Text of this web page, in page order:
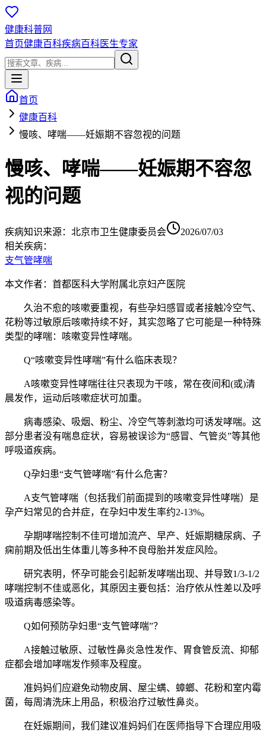
健康科普网
首页健康百科疾病百科医生专家
首页
健康百科
慢咳、哮喘——妊娠期不容忽视的问题
慢咳、哮喘——妊娠期不容忽
视的问题
疾病知识来源： 北京市卫生健康委员会
2026/07/03
相关疾病：
支气管哮喘
本文作者：首都医科大学附属北京妇产医院
久治不愈的咳嗽要重视，有些孕妇感冒或者接触冷空气、
花粉等过敏原后咳嗽持续不好，其实忽略了它可能是一种特殊
类型的哮喘：咳嗽变异性哮喘。
Q“咳嗽变异性哮喘”有什么临床表现？
A咳嗽变异性哮喘往往只表现为干咳，常在夜间和(或)清
晨发作，运动后咳嗽症状可加重。
病毒感染、吸烟、粉尘、冷空气等刺激均可诱发哮喘。这
部分患者没有喘息症状，容易被误诊为“感冒、气管炎”等其他
呼吸道疾病。
Q孕妇患“支气管哮喘”有什么危害？
A支气管哮喘（包括我们前面提到的咳嗽变异性哮喘）是
孕产妇常见的合并症，在孕妇中发生率约2-13%。
孕期哮喘控制不佳可增加流产、早产、妊娠期糖尿病、子
痫前期及低出生体重儿等多种不良母胎并发症风险。
研究表明，怀孕可能会引起新发哮喘出现、并导致1/3-1/2
哮喘控制不佳或恶化，其原因主要包括：治疗依从性差以及呼
吸道病毒感染等。
Q如何预防孕妇患“支气管哮喘”？
A接触过敏原、过敏性鼻炎急性发作、胃食管反流、抑郁
症都会增加哮喘发作频率及程度。
准妈妈们应避免动物皮屑、屋尘螨、蟑螂、花粉和室内霉
菌，每周清洗床上用品，积极治疗过敏性鼻炎。
在妊娠期间，我们建议准妈妈们在医师指导下合理应用吸